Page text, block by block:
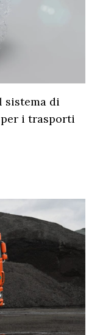
sistema di
i trasporti